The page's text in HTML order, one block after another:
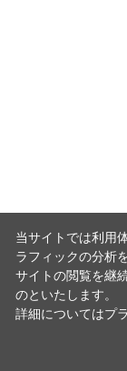
当サイトでは利用
ラフィックの分析
サイトの閲覧を継
のといたします。
詳細についてはプ